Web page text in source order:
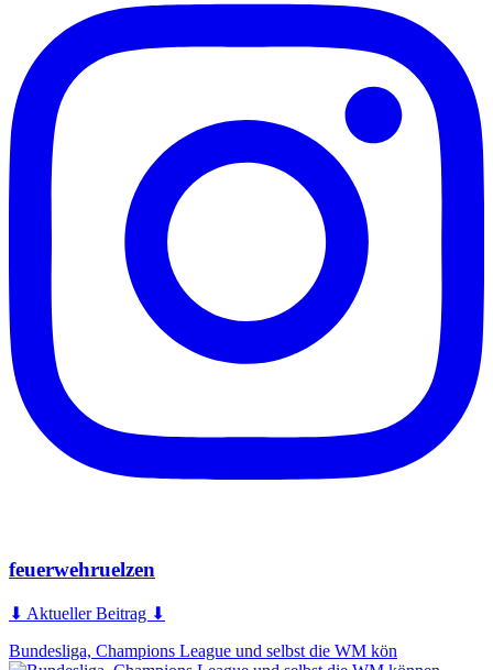
feuerwehruelzen
⬇ Aktueller Beitrag ⬇
Bundesliga, Champions League und selbst die WM kön